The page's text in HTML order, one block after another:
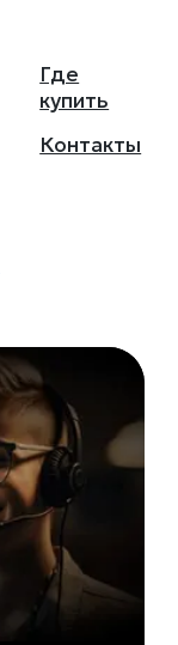
Где
купить
Контакты